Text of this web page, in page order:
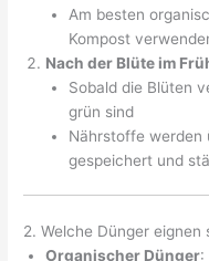
Am besten
Kompost
Nach der Blüte im
Sobald die Blüten
grün sind
Nährstoffe werden
gespeichert und
2. Welche Dünger eignen
Organischer Dünger: